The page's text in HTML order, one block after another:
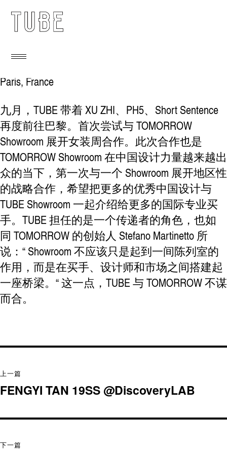
Paris, France
九月，TUBE 带着 XU ZHI、PH5、Short Sentence
再度前往巴黎。首次尝试与 TOMORROW
Showroom 展开女装周合作。此次合作也是
TOMORROW Showroom 在中国设计力量越来越出
众的当下，第一次与一个 Showroom 展开地区性
的战略合作，希望把更多的优秀中国设计与
TUBE Showroom 一起介绍给更多的国际专业买
手。TUBE 担任的是一个传递者的角色，也如
同 TOMORROW 的创始人 Stefano Martinetto 所
说：“ Showroom 不应该只是起到一间陈列室的
作用，而是在买手、设计师和市场之间搭建起
一座桥梁。“ 这一点，TUBE 与 TOMORROW 不谋
而合。
上一篇
上
文
FENGYI TAN 19SS @DiscoveryLAB
下一篇